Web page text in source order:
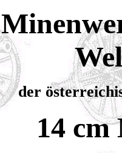
der
14 cm